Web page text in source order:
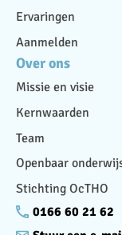
Ervaringen
Aanmelden
Over ons
Missie en visie
Kernwaarden
Team
Openbaar
Stichting OcTHO
0166 60 21 62